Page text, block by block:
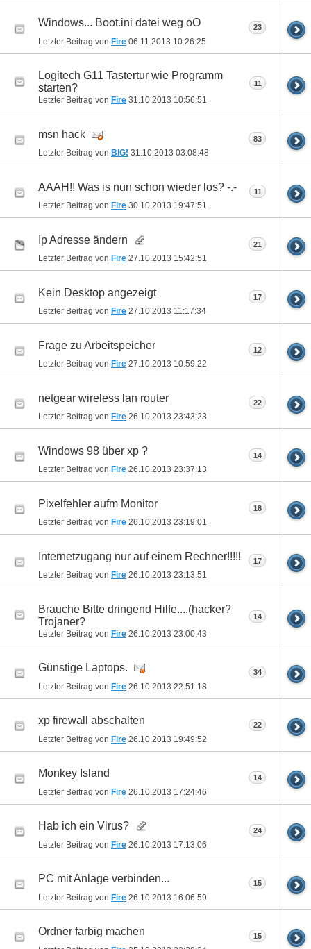
Windows... Boot.ini datei weg oO
Letzter Beitrag von Fire 06.11.2013 10:26:25
23
Logitech G11 Tastertur wie Programm
starten?
Letzter Beitrag von Fire 31.10.2013 10:56:51
11
msn hack
Letzter Beitrag von BIG! 31.10.2013 03:08:48
83
AAAH!! Was is nun schon wieder los? -.-
Letzter Beitrag von Fire 30.10.2013 19:47:51
11
Ip Adresse ändern
Letzter Beitrag von Fire 27.10.2013 15:42:51
21
Kein Desktop angezeigt
Letzter Beitrag von Fire 27.10.2013 11:17:34
17
Frage zu Arbeitspeicher
Letzter Beitrag von Fire 27.10.2013 10:59:22
12
netgear wireless lan router
Letzter Beitrag von Fire 26.10.2013 23:43:23
22
Windows 98 über xp ?
Letzter Beitrag von Fire 26.10.2013 23:37:13
14
Pixelfehler aufm Monitor
Letzter Beitrag von Fire 26.10.2013 23:19:01
18
Internetzugang nur auf einem Rechner!!!!!
Letzter Beitrag von Fire 26.10.2013 23:13:51
17
Brauche Bitte dringend Hilfe....(hacker?
Trojaner?
Letzter Beitrag von Fire 26.10.2013 23:00:43
14
Günstige Laptops.
Letzter Beitrag von Fire 26.10.2013 22:51:18
34
xp firewall abschalten
Letzter Beitrag von Fire 26.10.2013 19:49:52
22
Monkey Island
Letzter Beitrag von Fire 26.10.2013 17:24:46
14
Hab ich ein Virus?
Letzter Beitrag von Fire 26.10.2013 17:13:06
24
PC mit Anlage verbinden...
Letzter Beitrag von Fire 26.10.2013 16:06:59
15
Ordner farbig machen 15